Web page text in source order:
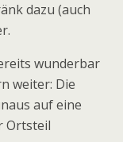
dazu (auch
wunderbar
weiter: Die
auf eine
Ortsteil